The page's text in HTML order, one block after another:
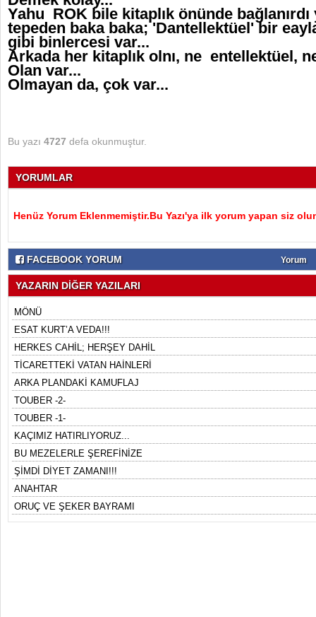
Yahu ROK bile kitaplık önünde
tepeden baka baka; 'Dantellektüel' bir
gibi binlercesi var...
Arkada her kitaplık olnı, ne entellektüel,
Olan var...
Olmayan da, çok var...
Bu yazı 4727 defa okunmuştur.
YORUMLAR
Henüz Yorum Eklenmemiştir.Bu Yazı'ya ilk yorum yapan siz
FACEBOOK YORUM Yorum
YAZARIN DİĞER YAZILARI
MÖNÜ
ESAT KURT’A VEDA!!!
HERKES CAHİL; HERŞEY DAHİL
TİCARETTEKİ VATAN HAİNLERİ
ARKA PLANDAKİ KAMUFLAJ
TOUBER -2-
TOUBER -1-
KAÇIMIZ HATIRLIYORUZ...
BU MEZELERLE ŞEREFİNİZE
ŞİMDİ DİYET ZAMANI!!!
ANAHTAR
ORUÇ VE ŞEKER BAYRAMI